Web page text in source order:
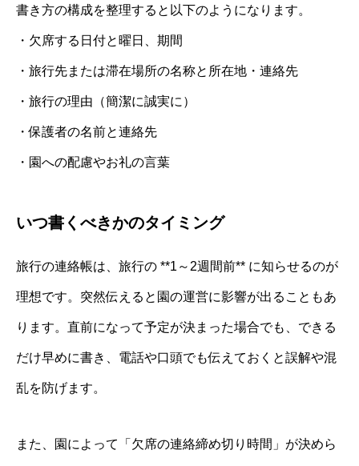
書き方の構成を整理すると以下のようになります。
・欠席する日付と曜日、期間
・旅行先または滞在場所の名称と所在地・連絡先
・旅行の理由（簡潔に誠実に）
・保護者の名前と連絡先
・園への配慮やお礼の言葉
いつ書くべきかのタイミング
旅行の連絡帳は、旅行の **1～2週間前** に知らせるのが
理想です。突然伝えると園の運営に影響が出ることもあ
ります。直前になって予定が決まった場合でも、できる
だけ早めに書き、電話や口頭でも伝えておくと誤解や混
乱を防げます。
また、園によって「欠席の連絡締め切り時間」が決めら